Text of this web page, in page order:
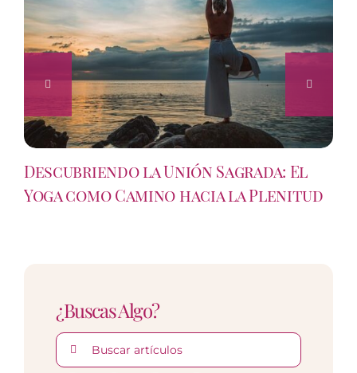
Descubriendo la Unión Sagrada: El
Yoga como Camino hacia la Plenitud
¿Buscas Algo?
Buscar: